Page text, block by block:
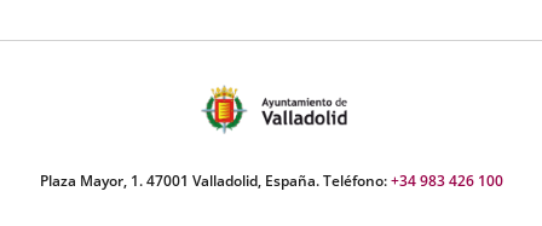
Plaza Mayor, 1. 47001 Valladolid, España. Teléfono:+34 983 426 100